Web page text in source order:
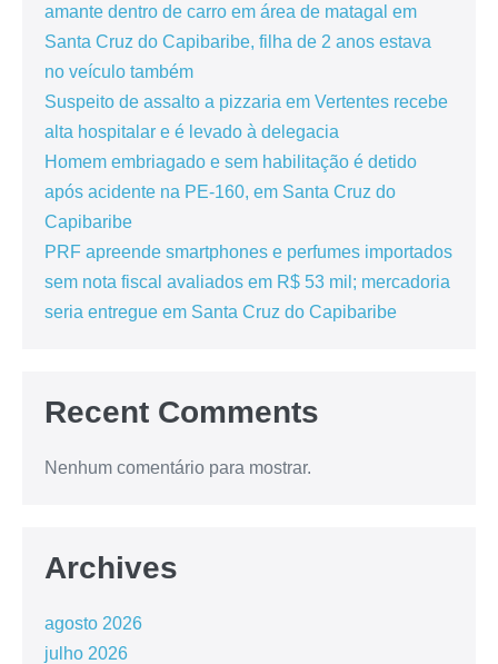
amante dentro de carro em área de matagal em
Santa Cruz do Capibaribe, filha de 2 anos estava
no veículo também
Suspeito de assalto a pizzaria em Vertentes recebe
alta hospitalar e é levado à delegacia
Homem embriagado e sem habilitação é detido
após acidente na PE-160, em Santa Cruz do
Capibaribe
PRF apreende smartphones e perfumes importados
sem nota fiscal avaliados em R$ 53 mil; mercadoria
seria entregue em Santa Cruz do Capibaribe
Recent Comments
Nenhum comentário para mostrar.
Archives
agosto 2026
julho 2026